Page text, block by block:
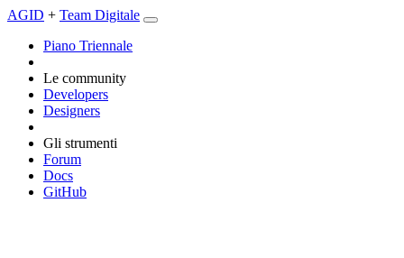
AGID + Team Digitale
Piano Triennale
Le community
Developers
Designers
Gli strumenti
Forum
Docs
GitHub